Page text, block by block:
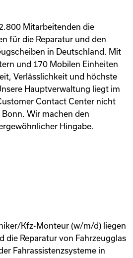
Mitarbeitenden die
für die Reparatur und den
in Deutschland. Mit
und 170 Mobilen Einheiten
Verlässlichkeit und höchste
Hauptverwaltung liegt im
Contact Center nicht
Wir machen den
Hingabe.
Kfz-Monteur (w/m/d) liegen
die Reparatur von Fahrzeugglas
Fahrassistenzsysteme in